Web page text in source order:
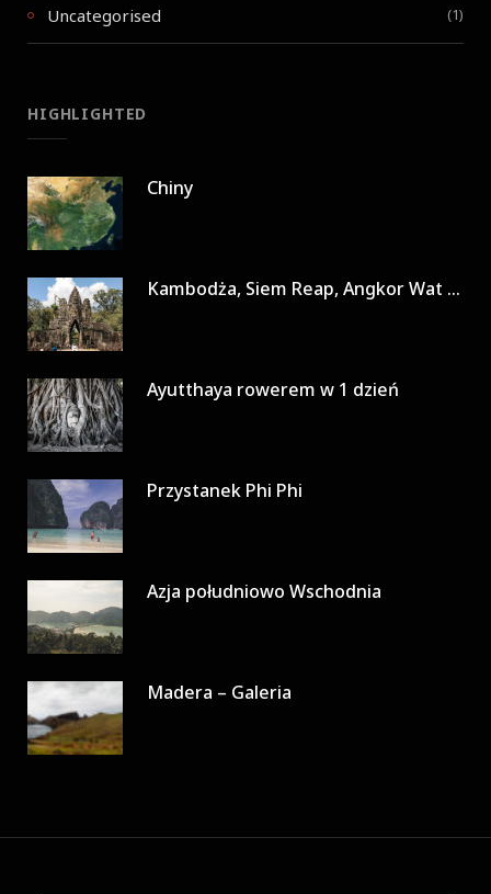
Uncategorised (1)
HIGHLIGHTED
Chiny
Kambodża, Siem Reap, Angkor Wat w 3 dni
Ayutthaya rowerem w 1 dzień
Przystanek Phi Phi
Azja południowo Wschodnia
Madera – Galeria